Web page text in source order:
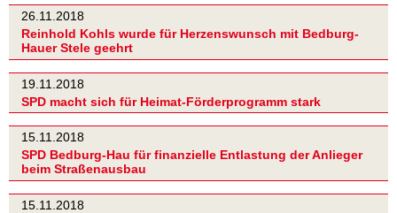
26.11.2018
Reinhold Kohls wurde für Herzenswunsch mit Bedburg-
Hauer Stele geehrt
19.11.2018
SPD macht sich für Heimat-Förderprogramm stark
15.11.2018
SPD Bedburg-Hau für finanzielle Entlastung der Anlieger
beim Straßenausbau
15.11.2018